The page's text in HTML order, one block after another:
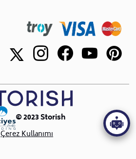
© 2023 Storish
Çerez Kullanımı